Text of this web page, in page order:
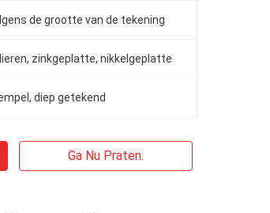
de grootte van de tekening
zinkgeplatte, nikkelgeplatte
diep getekend
Ga Nu Praten.